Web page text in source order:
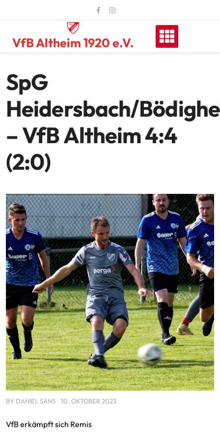
VfB Altheim 1920 e.V.
SpG
Heidersbach/
– VfB Altheim 4:4
(2:0)
BY DANIEL SANS 10. OKTOBER 2023
VfB erkämpft sich Remis